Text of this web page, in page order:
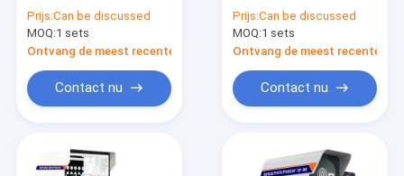
Prijs:Can be discussed
MOQ:1 sets
Ontvang de meest recente Prijs
Contact nu
Precisie Optische
Vergelijking Voor PH-
3015
Prijs:Can be discussed
MOQ:1 sets
Ontvang de meest recente
Contact nu